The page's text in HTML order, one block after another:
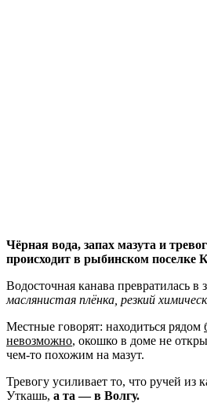
Чёрная вода, запах мазута и
происходит в рыбинском поселке
Водосточная канава превратилась в
маслянистая плёнка, резкий
Местные говорят: находиться рядом
невозможно, окошко в доме не
чем-то похожим на мазут.
Тревогу усиливает то, что ручей из
Уткашь, а та — в Волгу.